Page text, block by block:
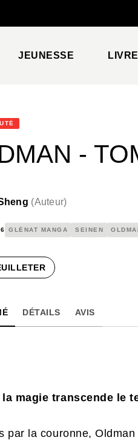
JEUNESSE
-
(Auteur)
GLÉNAT MANGA SEINEN
DÉTAILS AVIS
la magie transcende le
par la couronne,